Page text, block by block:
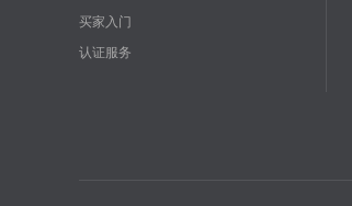
买家入门
认证服务